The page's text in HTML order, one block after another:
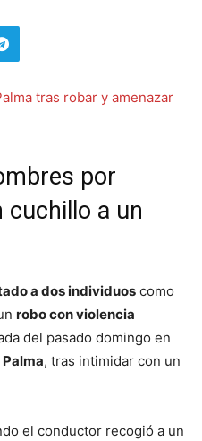
por
cuchillo a un
a dos individuos como
robo con violencia
del pasado domingo en
Palma, tras intimidar con un
el conductor recogió a un